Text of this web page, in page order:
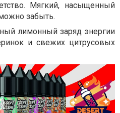
Мягкий, насыщенный
забыть.
лимонный заряд энергии
и свежих цитрусовых